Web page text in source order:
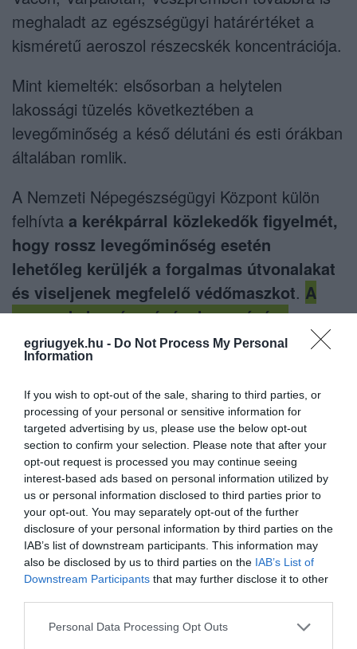
egriugyek.hu - Do Not Process My Personal
Information
If you wish to opt-out of the sale, sharing to third parties, or
processing of your personal or sensitive information for
targeted advertising by us, please use the below opt-out
section to confirm your selection. Please note that after your
opt-out request is processed you may continue seeing
interest-based ads based on personal information utilized by
us or personal information disclosed to third parties prior to
your opt-out. You may separately opt-out of the further
disclosure of your personal information by third parties on the
IAB’s list of downstream participants. This information may
also be disclosed by us to third parties on the IAB’s List of
Downstream Participants that may further disclose it to other
Please note that this website/app uses one or more Google
Personal Data Processing Opt Outs
meghaladt az egészségügyi határértéket a
kisméretű aeroszol részecskék koncentrációja.
Mint kiemelték: elsősorban a helytelen
lakossági tüzelés következtében a
levegőminőség a késő délutáni és esti órákban
általában romlik.
A Nemzeti Népegészségügyi Központ külön
felhívta a kerékpárral közlekedők figyelmét,
hogy rossz levegőminőség esetén
lehetőleg kerüljék a forgalmas útvonalakat
és viseljenek megfelelő védőmaszkot. A
gyermekek egészségének megóvása
érdekében arra figyelmeztetnek, hogy a
gyermekek lehetőleg kevesebb időt
töltsenek a szabadban.
Az Országos Meteorológiai Szolgálat
előrejelzése szerint kedden még mérsékelt
marad a légmozgás. Szerdán várható, hogy
többfelé megélénkül, néhol megerősödik a
szél.
bennünket az EGRI ÜGYEK Google Hírek oldalán!